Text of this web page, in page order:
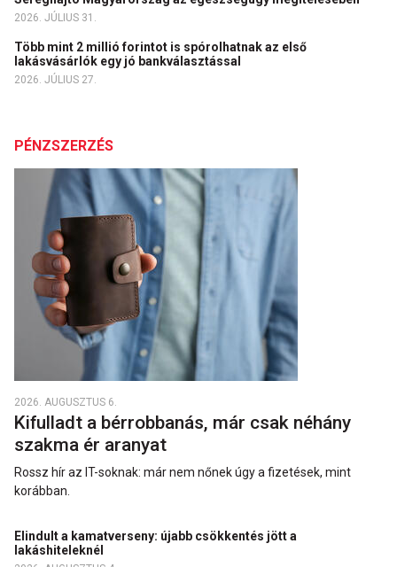
2026. JÚLIUS 31.
Több mint 2 millió forintot is spórolhatnak az első
lakásvásárlók egy jó bankválasztással
2026. JÚLIUS 27.
PÉNZSZERZÉS
2026. AUGUSZTUS 6.
Kifulladt a bérrobbanás, már csak néhány
szakma ér aranyat
Rossz hír az IT-soknak: már nem nőnek úgy a fizetések, mint
korábban.
Elindult a kamatverseny: újabb csökkentés jött a
lakáshiteleknél